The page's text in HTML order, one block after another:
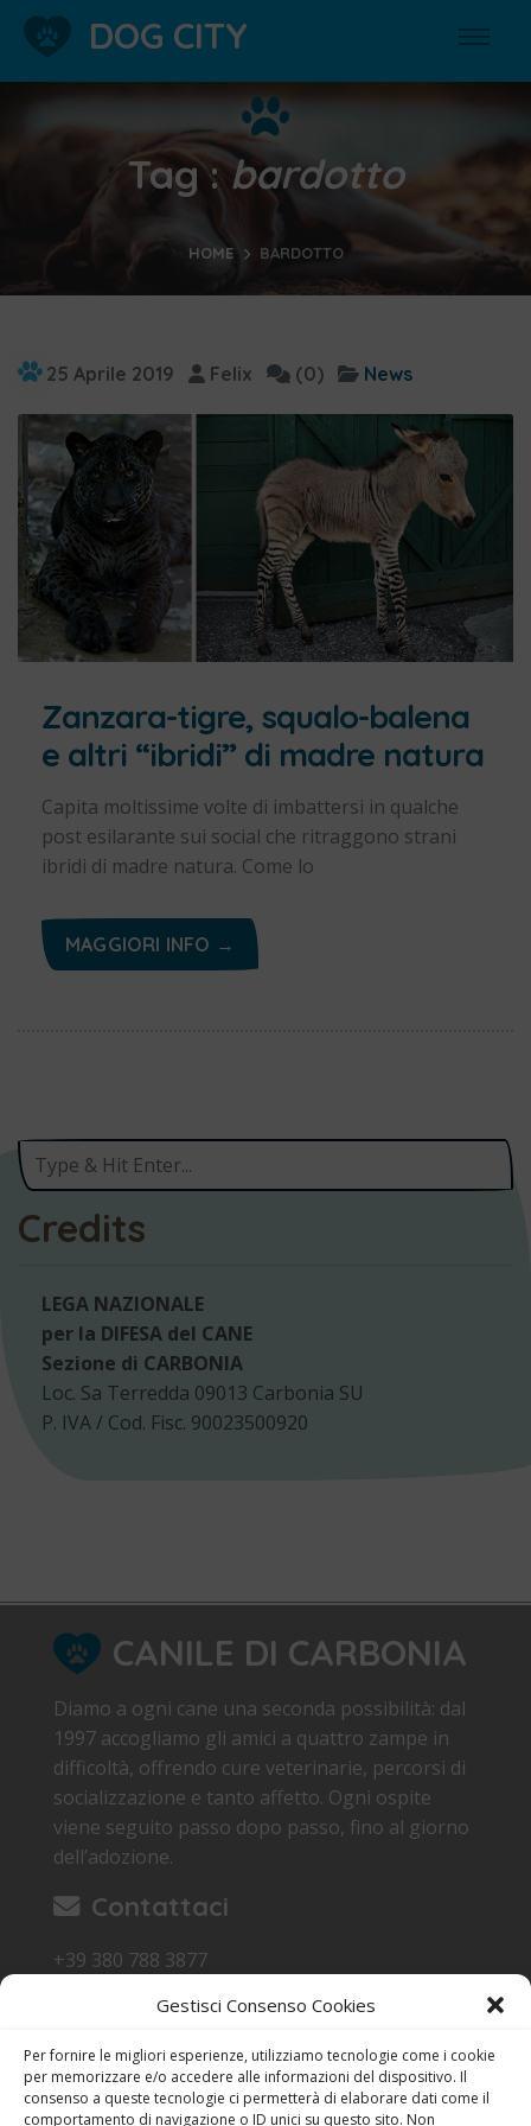
Gestisci Consenso Cookies
Per fornire le migliori esperienze, utilizziamo tecnologie come i cookie
per memorizzare e/o accedere alle informazioni del dispositivo. Il
consenso a queste tecnologie ci permetterà di elaborare dati come il
comportamento di navigazione o ID unici su questo sito. Non
DOG CITY
Tag :bardotto
HOME BARDOTTO
25 Aprile 2019 Felix (0) News
Zanzara-tigre, squalo-balena
e altri “ibridi” di madre natura
Capita moltissime volte di imbattersi in qualche
post esilarante sui social che ritraggono strani
ibridi di madre natura. Come lo
MAGGIORI INFO →
Credits
LEGA NAZIONALE
per la DIFESA del CANE
Sezione di CARBONIA
Loc. Sa Terredda 09013 Carbonia SU
P. IVA / Cod. Fisc. 90023500920
CANILE DI CARBONIA
Diamo a ogni cane una seconda possibilità: dal
1997 accogliamo gli amici a quattro zampe in
difficoltà, offrendo cure veterinarie, percorsi di
socializzazione e tanto affetto. Ogni ospite
viene seguito passo dopo passo, fino al giorno
dell’adozione.
Contattaci
+39 380 788 3877
Loc. Sa Terredda 09013 Carbonia SU
Orari di Visita
17:15 - 18:30